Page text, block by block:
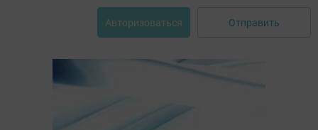
Авторизоваться Отправить